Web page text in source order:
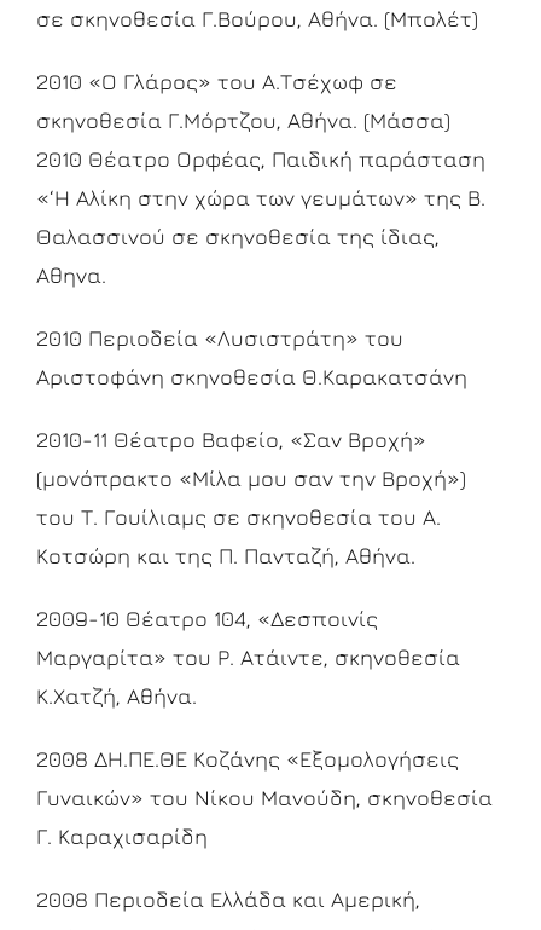
σε σκηνοθεσία Γ.Βούρου, Αθήνα. (Μπολέτ)
2010 «Ο Γλάρος» του Α.Τσέχωφ σε
σκηνοθεσία Γ.Μόρτζου, Αθήνα. (Μάσσα)
2010 Θέατρο Ορφέας, Παιδική παράσταση
«‘Η Αλίκη στην χώρα των γευμάτων» της Β.
Θαλασσινού σε σκηνοθεσία της ίδιας,
Αθηνα.
2010 Περιοδεία «Λυσιστράτη» του
Αριστοφάνη σκηνοθεσία Θ.Καρακατσάνη
2010-11 Θέατρο Βαφείο, «Σαν Βροχή»
(μονόπρακτο «Μίλα μου σαν την Βροχή»)
του Τ. Γουίλιαμς σε σκηνοθεσία του Α.
Κοτσώρη και της Π. Πανταζή, Αθήνα.
2009-10 Θέατρο 104, «Δεσποινίς
Μαργαρίτα» του Ρ. Ατάιντε, σκηνοθεσία
Κ.Χατζή, Αθήνα.
2008 ΔΗ.ΠΕ.ΘΕ Κοζάνης «Εξομολογήσεις
Γυναικών» του Νίκου Μανούδη, σκηνοθεσία
Γ. Καραχισαρίδη
2008 Περιοδεία Ελλάδα και Αμερική,